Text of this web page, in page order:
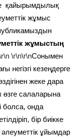
қайырымдылық
жұмыс
жұмыстың
\r\n\r\nСонымен
негізгі кезеңдерге
жеке дара
өзге салаларына
болса, онда
бір биікке
ұйымдар